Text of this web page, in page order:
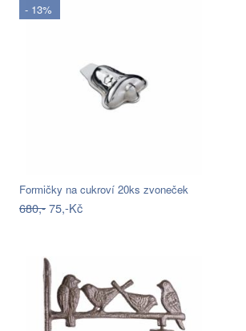
- 13%
Formičky na cukroví 20ks zvoneček
680,-75,-Kč